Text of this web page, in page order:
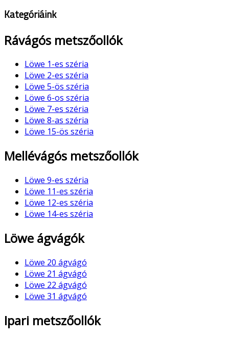
Kategóriáink
Rávágós metszőollók
Löwe 1-es széria
Löwe 2-es széria
Löwe 5-ös széria
Löwe 6-os széria
Löwe 7-es széria
Löwe 8-as széria
Löwe 15-ös széria
Mellévágós metszőollók
Löwe 9-es széria
Löwe 11-es széria
Löwe 12-es széria
Löwe 14-es széria
Löwe ágvágók
Löwe 20 ágvágó
Löwe 21 ágvágó
Löwe 22 ágvágó
Löwe 31 ágvágó
Ipari metszőollók